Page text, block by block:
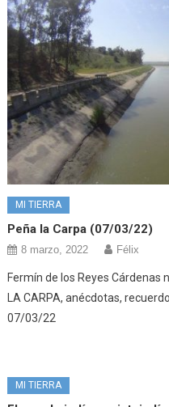
MI TIERRA
Peña la Carpa (07/03/22)
8 marzo, 2022 Félix
Fermín de los Reyes Cárdenas
LA CARPA, anécdotas,
07/03/22
MI TIERRA